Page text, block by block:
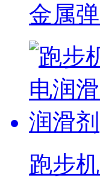
金属
跑步